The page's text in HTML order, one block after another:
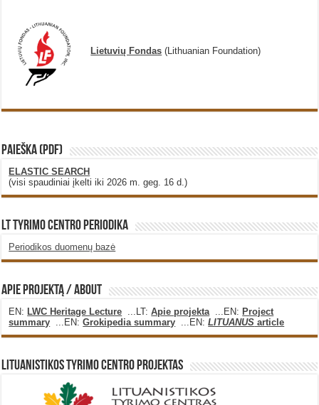
Lietuvių Fondas (Lithuanian Foundation)
PAIEŠKA (PDF)
ELASTIC SEARCH
(visi spaudiniai įkelti iki 2026 m. geg. 16 d.)
LT Tyrimo Centro Periodika
Periodikos duomenų bazė
Apie projektą / About
EN:LWC Heritage Lecture ...LT:Apie projekta ...EN:Project
summary ...EN:Grokipedia summary ...EN:LITUANUS article
Lituanistikos Tyrimo Centro Projektas